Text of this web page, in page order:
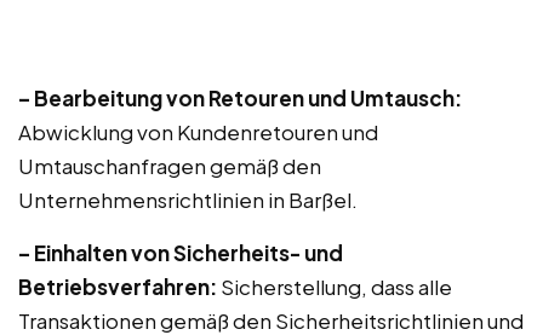
– Bearbeitung von Retouren und Umtausch:
Abwicklung von Kundenretouren und
Umtauschanfragen gemäß den
Unternehmensrichtlinien in Barßel.
– Einhalten von Sicherheits- und
Betriebsverfahren: Sicherstellung, dass alle
Transaktionen gemäß den Sicherheitsrichtlinien und